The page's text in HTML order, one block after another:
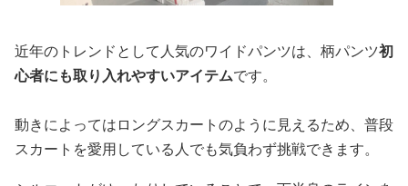
近年のトレンドとして人気のワイドパンツは、柄パンツ初
心者にも取り入れやすいアイテムです。
動きによってはロングスカートのように見えるため、普段
スカートを愛用している人でも気負わず挑戦できます。